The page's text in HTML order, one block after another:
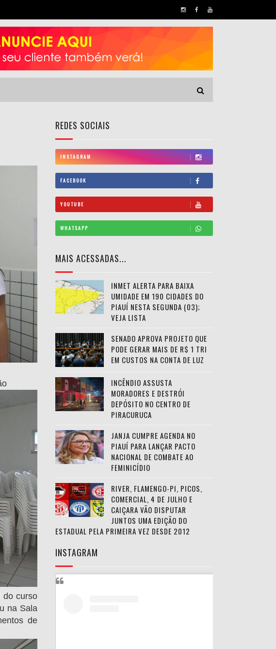
do curso
na Sala
de
REDES SOCIAIS
INSTAGRAM
FACEBOOK
YOUTUBE
WHATSAPP
MAIS ACESSADAS...
INMET ALERTA PARA BAIXA
UMIDADE EM 190 CIDADES DO
PIAUÍ NESTA SEGUNDA (03);
VEJA LISTA
SENADO APROVA PROJETO QUE
PODE GERAR MAIS DE R$ 1 TRI
EM CUSTOS NA CONTA DE LUZ
INCÊNDIO ASSUSTA
MORADORES E DESTRÓI
DEPÓSITO NO CENTRO DE
PIRACURUCA
JANJA CUMPRE AGENDA NO
PIAUÍ PARA LANÇAR PACTO
NACIONAL DE COMBATE AO
FEMINICÍDIO
RIVER, FLAMENGO-PI, PICOS,
COMERCIAL, 4 DE JULHO E
CAIÇARA VÃO DISPUTAR
JUNTOS UMA EDIÇÃO DO
ESTADUAL PELA PRIMEIRA VEZ DESDE 2012
INSTAGRAM